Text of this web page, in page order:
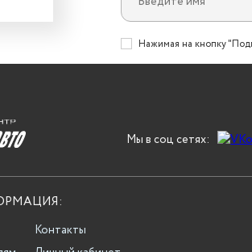
Нажимая на кнопку
Мы в соц сетях:
Контакты